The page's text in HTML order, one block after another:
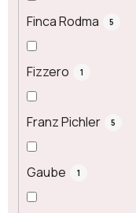
Finca Rodma 5
Fizzero 1
Franz Pichler 5
Gaube 1